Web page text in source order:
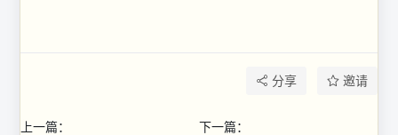
分享 邀请
上一篇：
下一篇：